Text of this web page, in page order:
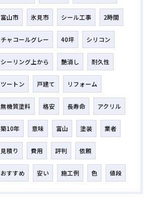
富山市 氷見市 シール工事 2時間
チャコールグレー 40坪 シリコン
シーリング上から 艶消し 耐久性
ツートン 戸建て リフォーム
無機質塗料 格安 長寿命 アクリル
築10年 意味 富山 塗装 業者
見積り 費用 評判 依頼
おすすめ 安い 施工例 色 値段